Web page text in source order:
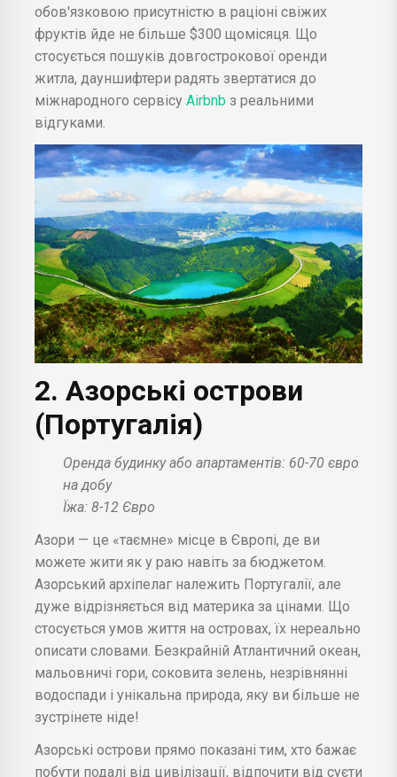
обов'язковою присутністю в раціоні свіжих
фруктів йде не більше $300 щомісяця. Що
стосується пошуків довгострокової оренди
житла, дауншифтери радять звертатися до
міжнародного сервісу Airbnb з реальними
відгуками.
2. Азорські острови
(Португалія)
Оренда будинку або апартаментів: 60-70 євро
на добу
Їжа: 8-12 Євро
Азори — це «таємне» місце в Європі, де ви
можете жити як у раю навіть за бюджетом.
Азорський архіпелаг належить Португалії, але
дуже відрізняється від материка за цінами. Що
стосується умов життя на островах, їх нереально
описати словами. Безкрайній Атлантичний океан,
мальовничі гори, соковита зелень, незрівнянні
водоспади і унікальна природа, яку ви більше не
зустрінете ніде!
Азорські острови прямо показані тим, хто бажає
побути подалі від цивілізації, відпочити від суєти